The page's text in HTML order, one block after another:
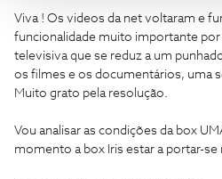
Viva ! Os videos da net voltaram e
funcionalidade muito importante
televisiva que se reduz a um
os filmes e os documentários, uma
Muito grato pela resolução.
Vou analisar as condições da box
momento a box Iris estar a portar-